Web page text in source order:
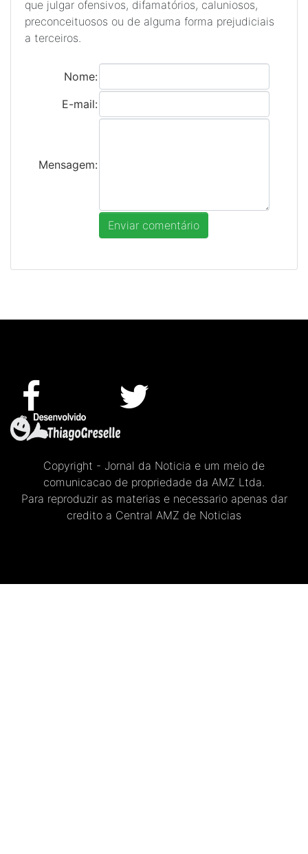
que julgar ofensivos, difamatórios, caluniosos,
preconceituosos ou de alguma forma prejudiciais
a terceiros.
Nome:
E-mail:
Mensagem:
Copyright - Jornal da Noticia e um meio de
comunicacao de propriedade da AMZ Ltda.
Para reproduzir as materias e necessario apenas dar
credito a Central AMZ de Noticias